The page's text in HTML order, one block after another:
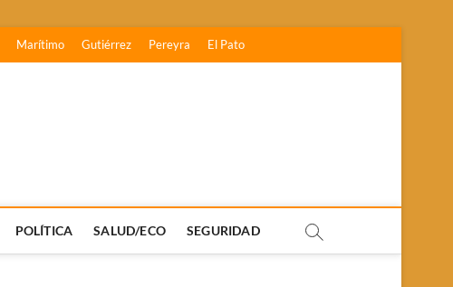
Marítimo Gutiérrez Pereyra El Pato
POLÍTICA SALUD/ECO SEGURIDAD